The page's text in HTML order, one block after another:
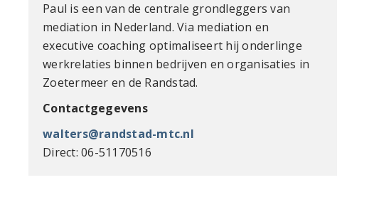
Paul is een van de centrale grondleggers van
mediation in Nederland. Via mediation en
executive coaching optimaliseert hij onderlinge
werkrelaties binnen bedrijven en organisaties in
Zoetermeer en de Randstad.
Contactgegevens
walters@randstad-mtc.nl
Direct: 06-51170516